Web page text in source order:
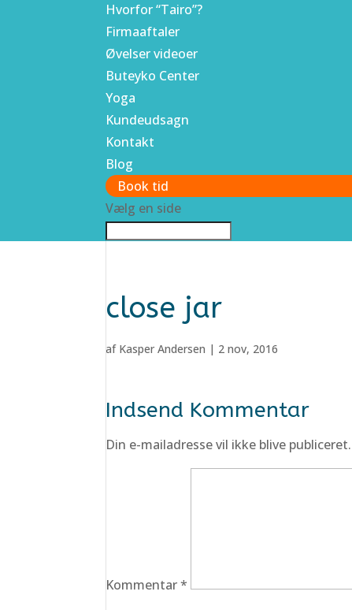
Hvorfor “Tairo”?
Firmaaftaler
Øvelser videoer
Buteyko Center
Yoga
Kundeudsagn
Kontakt
Blog
Book tid
Vælg en side
close jar
af Kasper Andersen | 2 nov, 2016
Indsend Kommentar
Din e-mailadresse vil ikke blive publiceret.
Kommentar*